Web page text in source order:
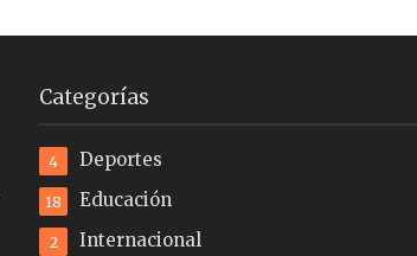
Categorías
Deportes
4
Educación
18
Internacional
2